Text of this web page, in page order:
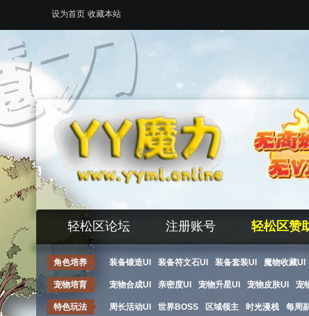
设为首页 收藏本站
轻松区论坛 注册账号 轻松区赞
角色培养 装备锻造UI 装备符文石UI 装备套装UI 魔物收藏UI
宠物培育 宠物合成UI 亲密度UI 宠物升星UI 宠物皮肤UI 宠
特色玩法 周长活动UI 世界BOSS 区域领主 时光漫栈 每周